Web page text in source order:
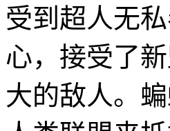
受到超人无
心，接受了
大的敌人。